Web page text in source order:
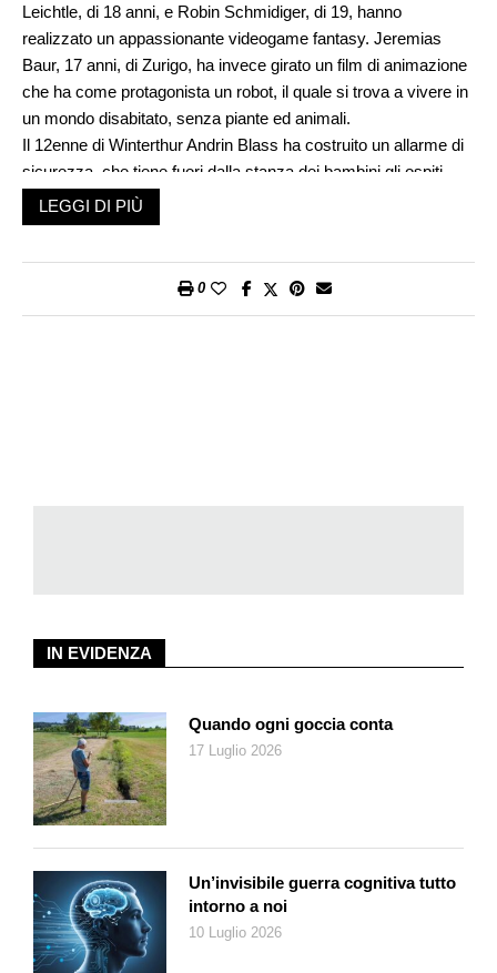
Leichtle, di 18 anni, e Robin Schmidiger, di 19, hanno
realizzato un appassionante videogame fantasy. Jeremias
Baur, 17 anni, di Zurigo, ha invece girato un film di animazione
che ha come protagonista un robot, il quale si trova a vivere in
un mondo disabitato, senza piante ed animali.
Il 12enne di Winterthur Andrin Blass ha costruito un allarme di
sicurezza, che tiene fuori dalla stanza dei bambini gli ospiti
indesiderati. Dominik Landwehr, responsabile dei settori Pop e
nuovi media del Percento Culturale Migros, ha espresso la sua
proprio nel campo dei videogiochi e dell’animazione.
LEGGI DI PIÙ
0
IN EVIDENZA
Quando ogni goccia conta
17 Luglio 2026
Un’invisibile guerra cognitiva tutto
intorno a noi
10 Luglio 2026